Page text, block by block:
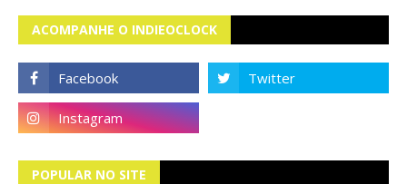
ACOMPANHE O INDIEOCLOCK
POPULAR NO SITE